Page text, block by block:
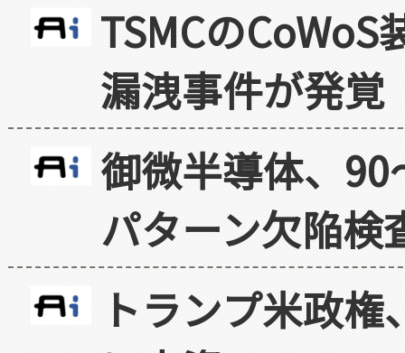
TSMCの
漏洩事件が発覚
御微半導体、
パターン欠陥検
トランプ米政